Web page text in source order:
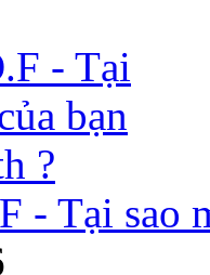
- Tại sao